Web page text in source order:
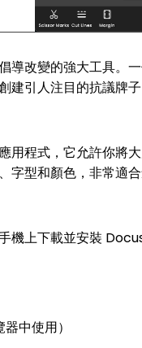
導改變的強大工具。
建引人注目的抗議牌
程式，它允許你將
字型和顏色，非常適
機上下載並安裝
中使用）